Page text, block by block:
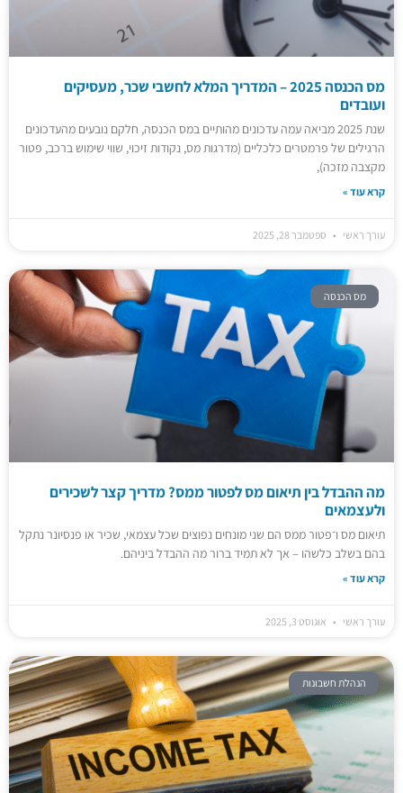
מס הכנסה 2025 – המדריך המלא לחשבי שכר, מעסיקים
ועובדים
שנת 2025 מביאה עמה עדכונים מהותיים במס הכנסה, חלקם נובעים מהעדכונים
הרגילים של פרמטרים כלכליים (מדרגות מס, נקודות זיכוי, שווי שימוש ברכב, פטור
מקצבה מזכה),
קרא עוד »
עורך ראשי ספטמבר 28, 2025
מס הכנסה
מה ההבדל בין תיאום מס לפטור ממס? מדריך קצר לשכירים
ולעצמאים
תיאום מס ו־פטור ממס הם שני מונחים נפוצים שכל עצמאי, שכיר או פנסיונר נתקל
בהם בשלב כלשהו – אך לא תמיד ברור מה ההבדל ביניהם.
קרא עוד »
עורך ראשי אוגוסט 3, 2025
הנהלת חשבונות